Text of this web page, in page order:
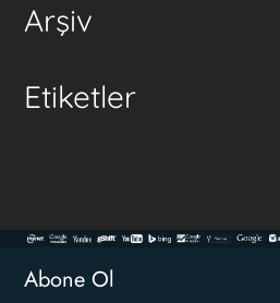
Arşiv
Etiketler
Abone Ol